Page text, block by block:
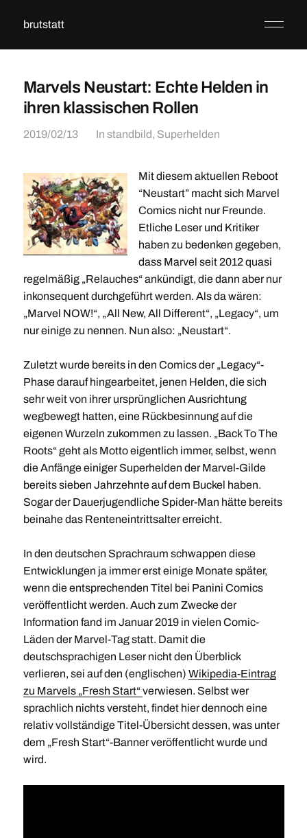
brutstatt
Marvels Neustart: Echte Helden in
ihren klassischen Rollen
2019/02/13 In standbild, Superhelden
Mit diesem aktuellen Reboot
“Neustart” macht sich Marvel
Comics nicht nur Freunde.
Etliche Leser und Kritiker
haben zu bedenken gegeben,
dass Marvel seit 2012 quasi
regelmäßig „Relauches“ ankündigt, die dann aber nur
inkonsequent durchgeführt werden. Als da wären:
„Marvel NOW!“, „All New, All Different“, „Legacy“, um
nur einige zu nennen. Nun also: „Neustart“.
Zuletzt wurde bereits in den Comics der „Legacy“-
Phase darauf hingearbeitet, jenen Helden, die sich
sehr weit von ihrer ursprünglichen Ausrichtung
wegbewegt hatten, eine Rückbesinnung auf die
eigenen Wurzeln zukommen zu lassen. „Back To The
Roots“ geht als Motto eigentlich immer, selbst, wenn
die Anfänge einiger Superhelden der Marvel-Gilde
bereits sieben Jahrzehnte auf dem Buckel haben.
Sogar der Dauerjugendliche Spider-Man hätte bereits
beinahe das Renteneintrittsalter erreicht.
In den deutschen Sprachraum schwappen diese
Entwicklungen ja immer erst einige Monate später,
wenn die entsprechenden Titel bei Panini Comics
veröffentlicht werden. Auch zum Zwecke der
Information fand im Januar 2019 in vielen Comic-
Läden der Marvel-Tag statt. Damit die
deutschsprachigen Leser nicht den Überblick
verlieren, sei auf den (englischen) Wikipedia-Eintrag
zu Marvels „Fresh Start“verwiesen. Selbst wer
sprachlich nichts versteht, findet hier dennoch eine
relativ vollständige Titel-Übersicht dessen, was unter
dem „Fresh Start“-Banner veröffentlicht wurde und
wird.